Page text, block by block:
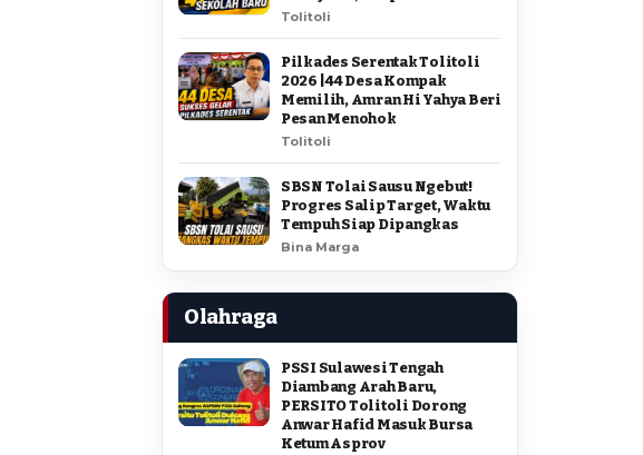
Tolitoli
Pilkades Serentak Tolitoli
2026 | 44 Desa Kompak
Memilih, Amran Hi Yahya Beri
Pesan Menohok
Tolitoli
SBSN Tolai Sausu Ngebut!
Progres Salip Target, Waktu
Tempuh Siap Dipangkas
Bina Marga
Olahraga
PSSI Sulawesi Tengah
Diambang Arah Baru,
PERSITO Tolitoli Dorong
Anwar Hafid Masuk Bursa
Ketum Asprov